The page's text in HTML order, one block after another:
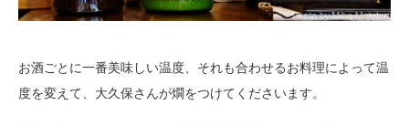
お酒ごとに一番美味しい温度、それも合わせるお料理によって温
度を変えて、大久保さんが燗をつけてくださいます。